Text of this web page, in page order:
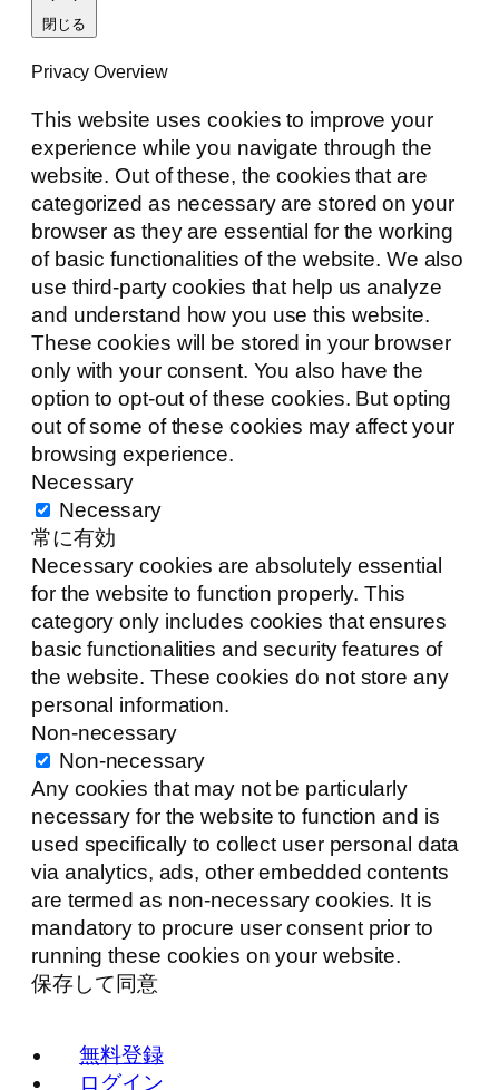
閉じる
Privacy Overview
This website uses cookies to improve your
experience while you navigate through the
website. Out of these, the cookies that are
categorized as necessary are stored on your
browser as they are essential for the working
of basic functionalities of the website. We also
use third-party cookies that help us analyze
and understand how you use this website.
These cookies will be stored in your browser
only with your consent. You also have the
option to opt-out of these cookies. But opting
out of some of these cookies may affect your
browsing experience.
Necessary
Necessary
常に有効
Necessary cookies are absolutely essential
for the website to function properly. This
category only includes cookies that ensures
basic functionalities and security features of
the website. These cookies do not store any
personal information.
Non-necessary
Non-necessary
Any cookies that may not be particularly
necessary for the website to function and is
used specifically to collect user personal data
via analytics, ads, other embedded contents
are termed as non-necessary cookies. It is
mandatory to procure user consent prior to
running these cookies on your website.
保存して同意
無料登録
ログイン